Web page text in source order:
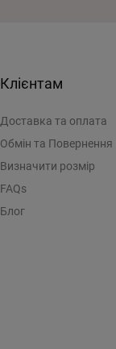
Клієнтам
Доставка та оплата
Обмін та Повернення
Визначити розмiр
FAQs
Блог